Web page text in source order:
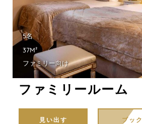
5名
37M²
ファミリー向け
ファミリールーム
見い出す ブック